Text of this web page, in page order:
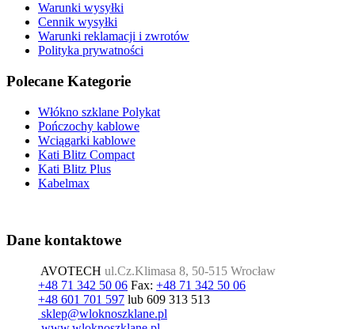
Warunki wysyłki
Cennik wysyłki
Warunki reklamacji i zwrotów
Polityka prywatności
Polecane Kategorie
Włókno szklane Polykat
Pończochy kablowe
Wciągarki kablowe
Kati Blitz Compact
Kati Blitz Plus
Kabelmax
Dane kontaktowe
AVOTECH ul.Cz.Klimasa 8, 50-515 Wrocław
+48 71 342 50 06 Fax: +48 71 342 50 06
+48 601 701 597 lub 609 313 513